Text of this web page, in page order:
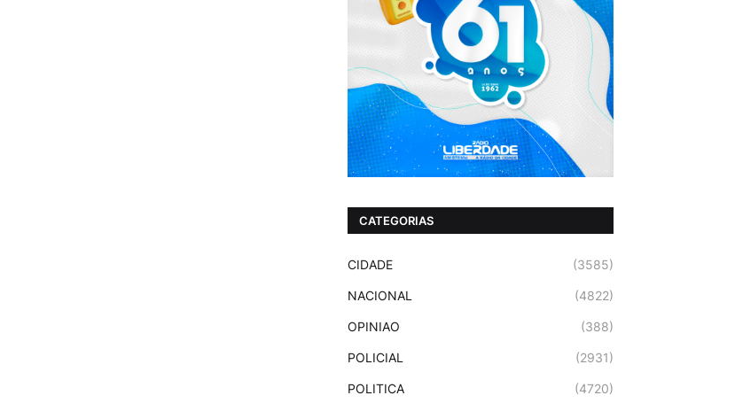
CATEGORIAS
CIDADE (3585)
NACIONAL (4822)
OPINIAO (388)
POLICIAL (2931)
POLITICA (4720)